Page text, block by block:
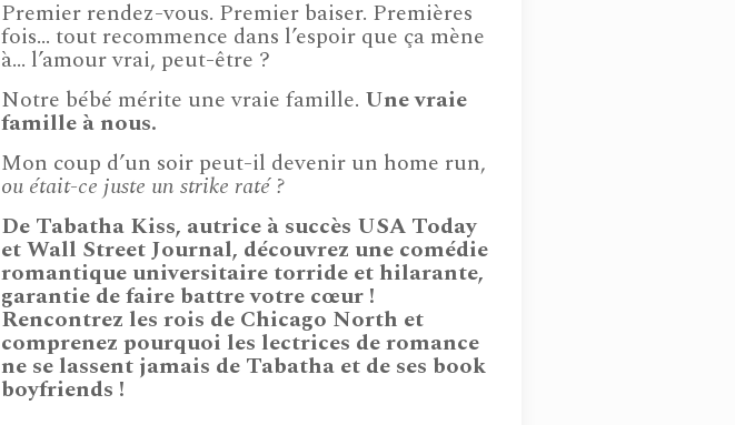
Premier rendez-vous. Premier baiser. Premières
fois… tout recommence dans l’espoir que ça mène
à… l’amour vrai, peut-être ?
Notre bébé mérite une vraie famille. Une vraie
famille à nous.
Mon coup d’un soir peut-il devenir un home run,
ou était-ce juste un strike raté ?
De Tabatha Kiss, autrice à succès USA Today
et Wall Street Journal, découvrez une comédie
romantique universitaire torride et hilarante,
garantie de faire battre votre cœur !
Rencontrez les rois de Chicago North et
comprenez pourquoi les lectrices de romance
ne se lassent jamais de Tabatha et de ses book
boyfriends !